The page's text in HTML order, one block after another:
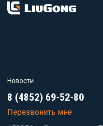
Новости
8 (4852) 69-52-80
Перезвонить мне